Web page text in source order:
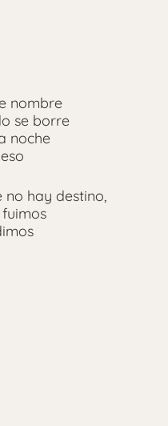
nombre
se borre
noche
no hay destino,